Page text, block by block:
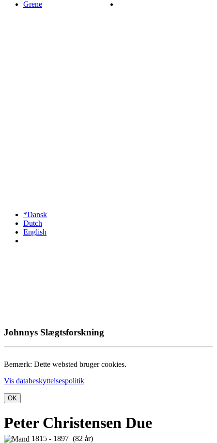
Grene
*Dansk
Dutch
English
Johnnys Slægtsforskning
Bemærk: Dette websted bruger cookies.
Vis databeskyttelsespolitik
OK
Peter Christensen Due
1815 - 1897 (82 år)